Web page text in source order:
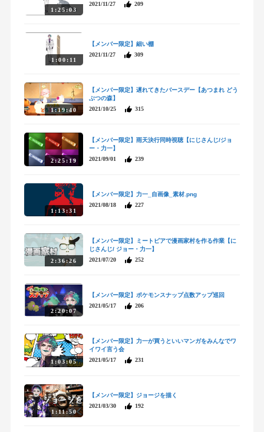
1:25:03
2021/11/27
209
1:00:11
【メンバー限定】細い棚
2021/11/27
309
1:19:40
【メンバー限定】遅れてきたバースデー【あつまれ どう
ぶつの森】
2021/10/25
315
2:25:19
【メンバー限定】雨天決行同時視聴【にじさんじ/ジョ
ー・力一】
2021/09/01
239
1:13:31
【メンバー限定】力一_自画像_素材.png
2021/08/18
227
2:36:26
【メンバー限定】ミートピアで漫画家村を作る作業【に
じさんじ/ ジョー・力一】
2021/07/20
252
2:20:07
【メンバー限定】ポケモンスナップ点数アップ巡回
2021/05/17
206
1:03:05
【メンバー限定】力一が買うといいマンガをみんなでワ
イワイ言う会
2021/05/17
231
1:11:50
【メンバー限定】ジョージを描く
2021/03/30
192